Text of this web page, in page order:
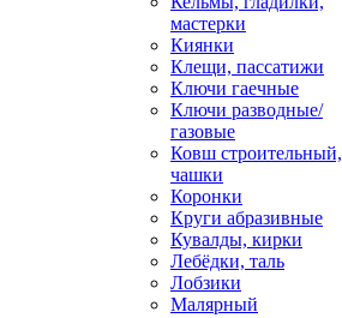
мастерки
Киянки
Клещи, пассатижи
Ключи гаечные
Ключи разводные/
газовые
Ковш строительный,
чашки
Коронки
Круги абразивные
Кувалды, кирки
Лебёдки, таль
Лобзики
Малярный